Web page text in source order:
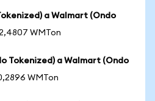
a Walmart (Ondo
WMTon
Tokenized) a Walmart (Ondo
WMTon